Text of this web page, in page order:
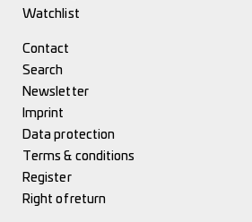
Watchlist
Contact
Search
Newsletter
Imprint
Data protection
Terms & conditions
Register
Right of return